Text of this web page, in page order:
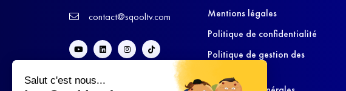
Salut c'est nous...
contact@sqooltv.com
Mentions légales
Politique de confidentialité
Politique de gestion des